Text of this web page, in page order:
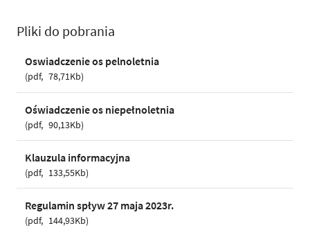
Pliki do pobrania
Oswiadczenie os pelnoletnia
pdf 78,71Kb
Oświadczenie os niepełnoletnia
pdf 90,13Kb
Klauzula informacyjna
pdf 133,55Kb
Regulamin spływ 27 maja 2023r.
pdf 144,93Kb